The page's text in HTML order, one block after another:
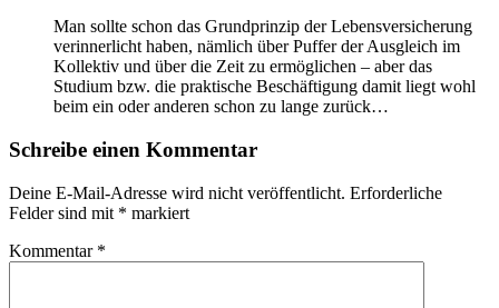
Man sollte schon das Grundprinzip der Lebensversicherung
verinnerlicht haben, nämlich über Puffer der Ausgleich im
Kollektiv und über die Zeit zu ermöglichen – aber das
Studium bzw. die praktische Beschäftigung damit liegt wohl
beim ein oder anderen schon zu lange zurück…
Schreibe einen Kommentar
Deine E-Mail-Adresse wird nicht veröffentlicht. Erforderliche
Felder sind mit * markiert
Kommentar *